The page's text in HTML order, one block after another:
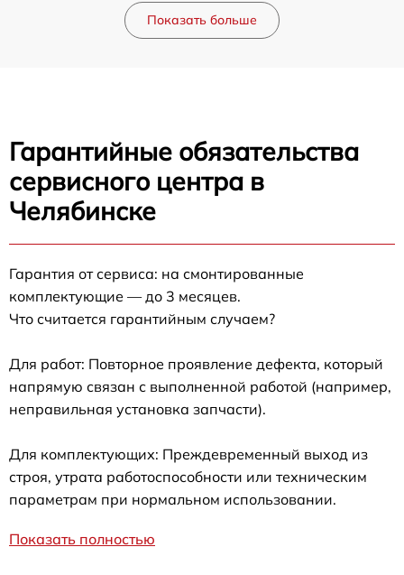
Показать больше
Гарантийные обязательства
сервисного центра в
Челябинске
Гарантия от сервиса: на смонтированные
комплектующие — до 3 месяцев.
Что считается гарантийным случаем?
Для работ: Повторное проявление дефекта, который
напрямую связан с выполненной работой (например,
неправильная установка запчасти).
Для комплектующих: Преждевременный выход из
строя, утрата работоспособности или техническим
параметрам при нормальном использовании.
Показать полностью